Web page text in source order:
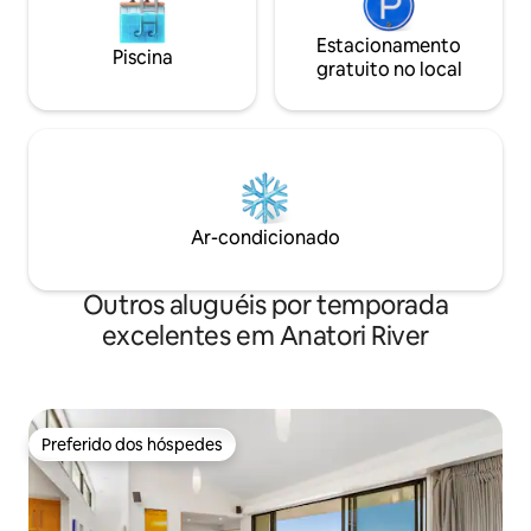
Piscina
Estacionamento
gratuito no local
Ar-condicionado
Outros aluguéis por temporada
excelentes em Anatori River
Preferido dos hóspedes
Preferido dos hóspedes